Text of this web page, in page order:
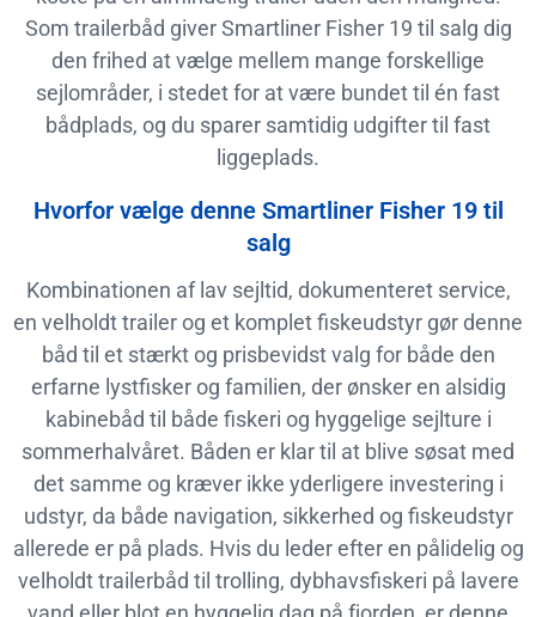
Som trailerbåd giver Smartliner Fisher 19 til salg dig
den frihed at vælge mellem mange forskellige
sejlområder, i stedet for at være bundet til én fast
bådplads, og du sparer samtidig udgifter til fast
liggeplads.
Hvorfor vælge denne Smartliner Fisher 19 til
salg
Kombinationen af lav sejltid, dokumenteret service,
en velholdt trailer og et komplet fiskeudstyr gør denne
båd til et stærkt og prisbevidst valg for både den
erfarne lystfisker og familien, der ønsker en alsidig
kabinebåd til både fiskeri og hyggelige sejlture i
sommerhalvåret. Båden er klar til at blive søsat med
det samme og kræver ikke yderligere investering i
udstyr, da både navigation, sikkerhed og fiskeudstyr
allerede er på plads. Hvis du leder efter en pålidelig og
velholdt trailerbåd til trolling, dybhavsfiskeri på lavere